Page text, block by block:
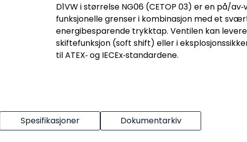
D1VW i størrelse NG06 (CETOP 03) er en på/
funksjonelle grenser i kombinasjon med et
energibesparende trykktap. Ventilen kan
skiftefunksjon (soft shift) eller i
til ATEX‑ og IECEx‑standardene.
Spesifikasjoner Dokumentarkiv